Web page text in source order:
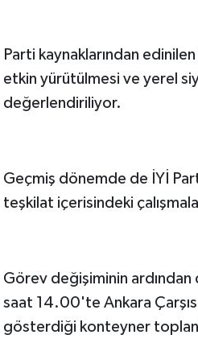
Parti kaynaklarından
etkin yürütülmesi ve yerel
değerlendiriliyor.
Geçmiş dönemde de İYİ
teşkilat içerisindeki
Görev değişiminin ardından
saat 14.00'te Ankara
gösterdiği konteyner